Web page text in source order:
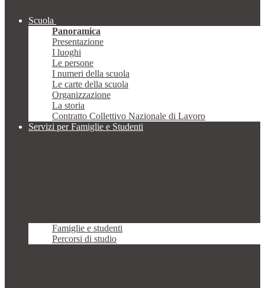
Scuola
Panoramica
Presentazione
I luoghi
Le persone
I numeri della scuola
Le carte della scuola
Organizzazione
La storia
Contratto Collettivo Nazionale di Lavoro
Servizi per Famiglie e Studenti
Famiglie e studenti
Percorsi di studio